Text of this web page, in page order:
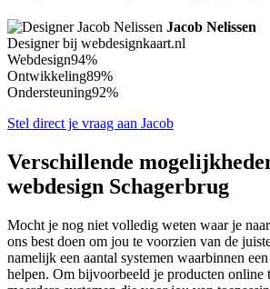
Jacob Nelissen
Designer bij webdesignkaart.nl
Webdesign94%
Ontwikkeling89%
Ondersteuning92%
Stel direct je vraag aan Jacob
Verschillende
webdesign Schagerbrug
Mocht je nog niet volledig weten waar je
ons best doen om jou te voorzien van de
namelijk een aantal systemen waarbinnen
helpen. Om bijvoorbeeld je producten online